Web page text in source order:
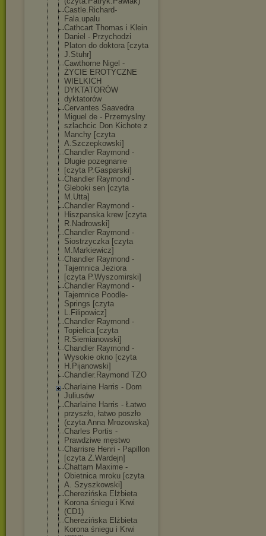
Castle.Richard-
Fala.upalu
Cathcart Thomas i Klein
Daniel - Przychodzi
Platon do doktora [czyta
J.Stuhr]
Cawthorne Nigel -
ŻYCIE EROTYCZNE
WIELKICH
DYKTATORÓW
dyktatorów
Cervantes Saavedra
Miguel de - Przemyslny
szlachcic Don Kichote z
Manchy [czyta
A.Szczepkowski]
Chandler Raymond -
Dlugie pozegnanie
[czyta P.Gasparski]
Chandler Raymond -
Gleboki sen [czyta
M.Utta]
Chandler Raymond -
Hiszpanska krew [czyta
R.Nadrowski]
Chandler Raymond -
Siostrzyczka [czyta
M.Markiewicz]
Chandler Raymond -
Tajemnica Jeziora
[czyta P.Wyszomirski]
Chandler Raymond -
Tajemnice Poodle-
Springs [czyta
L.Filipowicz]
Chandler Raymond -
Topielica [czyta
R.Siemianowski]
Chandler Raymond -
Wysokie okno [czyta
H.Pijanowski]
Chandler.Raymond TZO
Charlaine Harris - Dom
Juliusów
Charlaine Harris - Łatwo
przyszło, łatwo poszło
(czyta Anna Mrozowska)
Charles Portis -
Prawdziwe męstwo
Charrisre Henri - Papillon
[czyta Z.Wardejn]
Chattam Maxime -
Obietnica mroku [czyta
A. Szyszkowski]
Cherezińska Elżbieta
Korona śniegu i Krwi
(CD1)
Cherezińska Elżbieta
Korona śniegu i Krwi